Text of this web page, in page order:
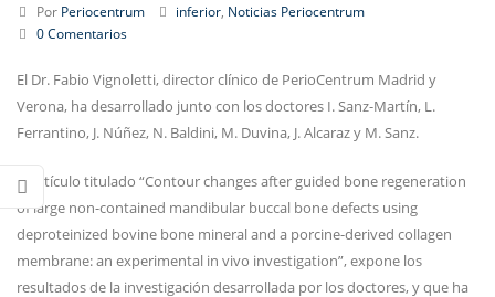
Por Periocentrum inferior Noticias Periocentrum
0 Comentarios
El Dr. Fabio Vignoletti, director clínico de PerioCentrum Madrid y
Verona, ha desarrollado junto con los doctores I. Sanz-Martín, L.
Ferrantino, J. Núñez, N. Baldini, M. Duvina, J. Alcaraz y M. Sanz.
El artículo titulado “Contour changes after guided bone regeneration
of large non-contained mandibular buccal bone defects using
deproteinized bovine bone mineral and a porcine-derived collagen
membrane: an experimental in vivo investigation”, expone los
resultados de la investigación desarrollada por los doctores, y que ha